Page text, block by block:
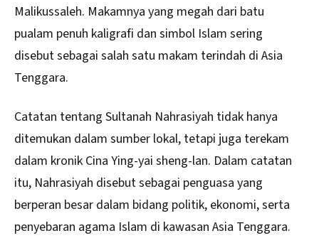
Malikussaleh. Makamnya yang megah dari batu
pualam penuh kaligrafi dan simbol Islam sering
disebut sebagai salah satu makam terindah di Asia
Tenggara.
Catatan tentang Sultanah Nahrasiyah tidak hanya
ditemukan dalam sumber lokal, tetapi juga terekam
dalam kronik Cina Ying-yai sheng-lan. Dalam catatan
itu, Nahrasiyah disebut sebagai penguasa yang
berperan besar dalam bidang politik, ekonomi, serta
penyebaran agama Islam di kawasan Asia Tenggara.